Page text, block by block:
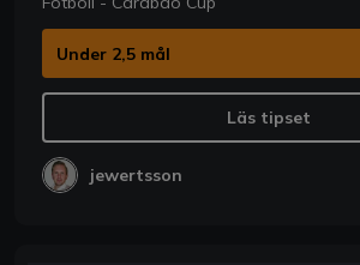
Under 2,5 mål
Läs tipset
jewertsson